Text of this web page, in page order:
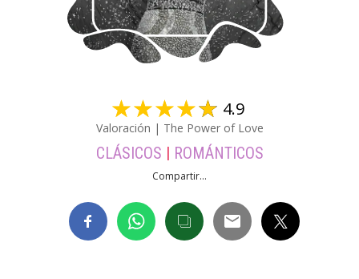
☆☆☆☆☆ 4.9
Valoración | The Power of Love
CLÁSICOS | ROMÁNTICOS
Compartir...